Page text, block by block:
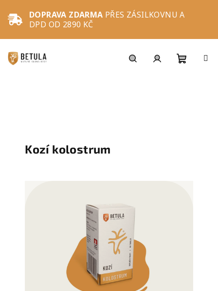
obsah
DOPRAVA ZDARMA PŘES ZÁSILKOVNU A
DPD OD 2890 KČ
Kozí kolostrum